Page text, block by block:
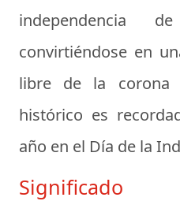
independencia
convirtiéndose en
libre de la corona
histórico es
año en el Día de la
Significado